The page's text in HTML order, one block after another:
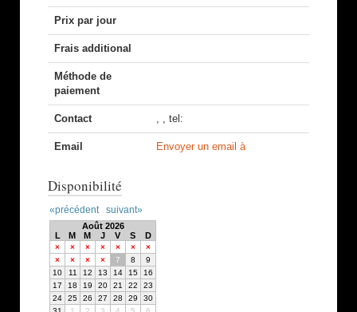
Prix par jour
Frais additional
Méthode de
paiement
Contact , , tel:
Email Envoyer un email à
Disponibilité